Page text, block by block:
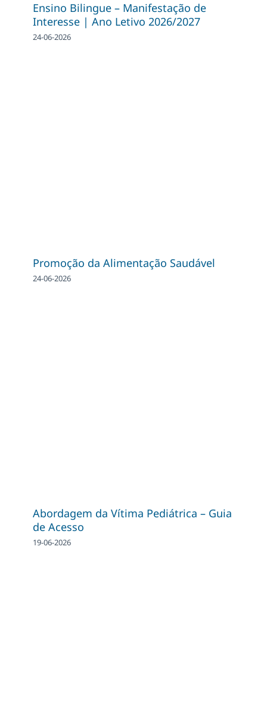
Ensino Bilingue – Manifestação de
Interesse | Ano Letivo 2026/2027
24-06-2026
Promoção da Alimentação Saudável
24-06-2026
Abordagem da Vítima Pediátrica – Guia
de Acesso
19-06-2026